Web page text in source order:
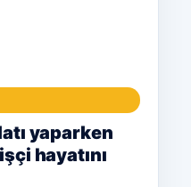
yaparken
hayatını